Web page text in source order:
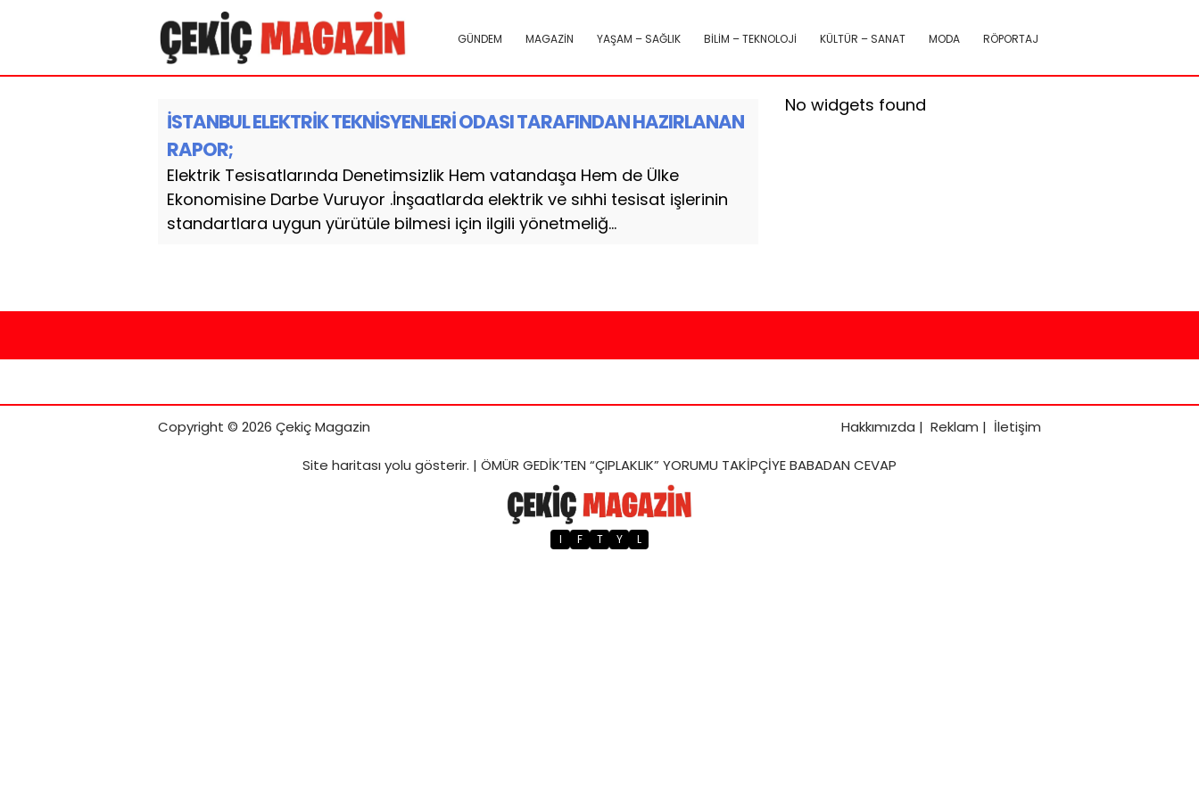
GÜNDEM MAGAZİN YAŞAM – SAĞLIK BİLİM – TEKNOLOJİ KÜLTÜR – SANAT MODA RÖPORTAJ
İSTANBUL ELEKTRİK TEKNİSYENLERİ ODASI TARAFINDAN HAZIRLANAN
RAPOR;
Elektrik Tesisatlarında Denetimsizlik Hem vatandaşa Hem de Ülke
Ekonomisine Darbe Vuruyor .İnşaatlarda elektrik ve sıhhi tesisat işlerinin
standartlara uygun yürütüle bilmesi için ilgili yönetmeliğ...
No widgets found
Copyright © 2026 Çekiç Magazin Hakkımızda | Reklam | İletişim
Site haritasıyolu gösterir. | ÖMÜR GEDİK’TEN “ÇIPLAKLIK” YORUMU TAKİPÇİYE BABADAN CEVAP
I F T Y L